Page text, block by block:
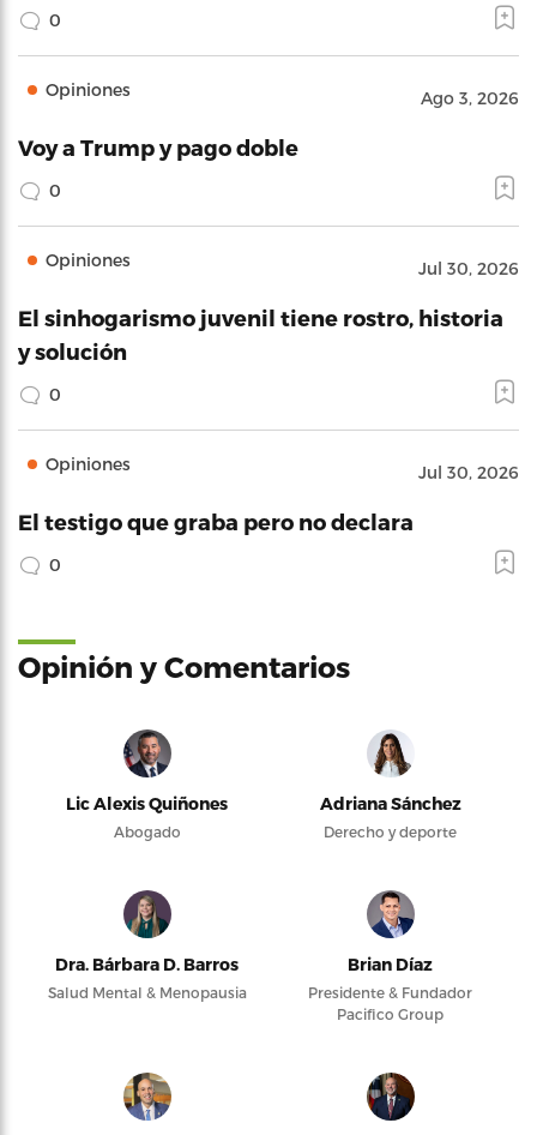
0
Opiniones Ago 3, 2026
Voy a Trump y pago doble
0
Opiniones Jul 30, 2026
El sinhogarismo juvenil tiene rostro, historia
y solución
0
Opiniones Jul 30, 2026
El testigo que graba pero no declara
0
Opinión y Comentarios
Lic Alexis Quiñones
Abogado
Adriana Sánchez
Derecho y deporte
Dra. Bárbara D. Barros
Salud Mental & Menopausia
Brian Díaz
Presidente & Fundador
Pacifico Group